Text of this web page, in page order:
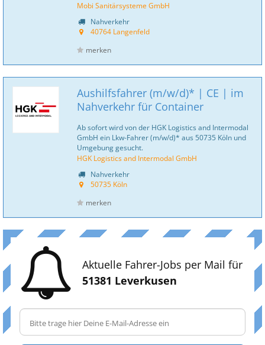
Mobi Sanitärsysteme GmbH
Nahverkehr
40764 Langenfeld
merken
Aushilfsfahrer (m/w/d)* | CE | im
Nahverkehr für Container
Ab sofort wird von der HGK Logistics and Intermodal
GmbH ein Lkw-Fahrer (m/w/d)* aus 50735 Köln und
Umgebung gesucht.
HGK Logistics and Intermodal GmbH
Nahverkehr
50735 Köln
merken
Aktuelle Fahrer-Jobs per Mail für
51381 Leverkusen